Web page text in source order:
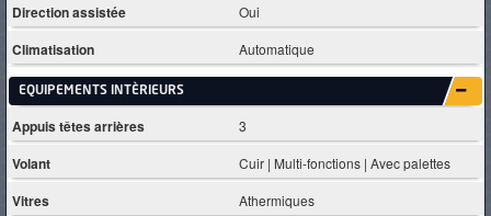
Direction assistée Oui
Climatisation Automatique
EQUIPEMENTS INTÈRIEURS
Appuis têtes arrières 3
Volant Cuir | Multi-fonctions | Avec palettes
Vitres Athermiques